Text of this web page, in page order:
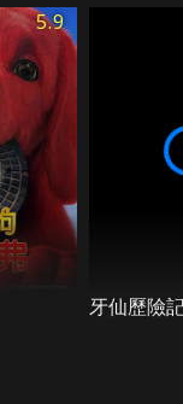
5.9
牙仙歷險